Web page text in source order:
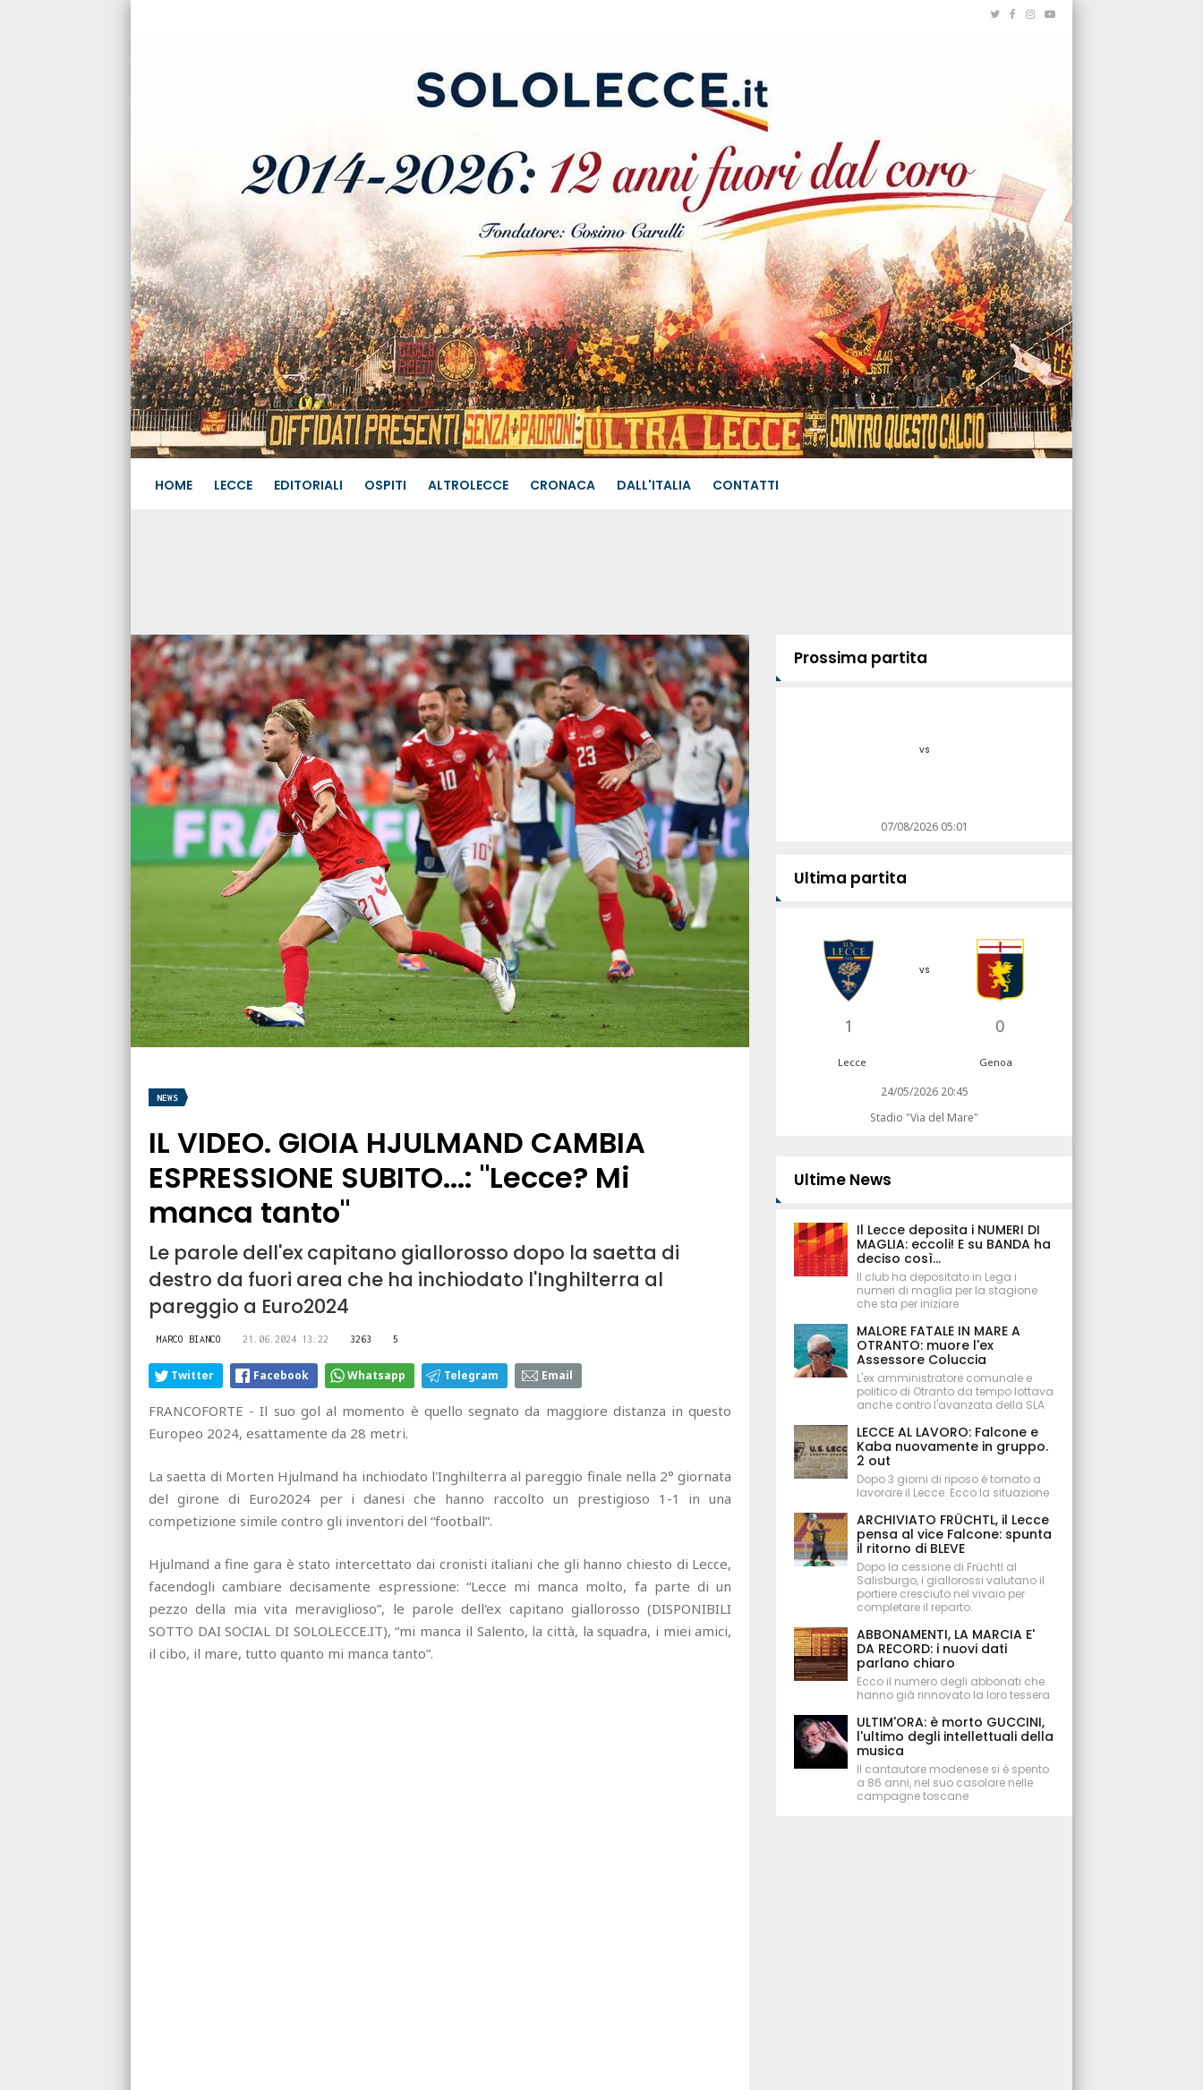
HOME LECCE EDITORIALI OSPITI ALTROLECCE CRONACA DALL'ITALIA CONTATTI
NEWS
IL VIDEO. GIOIA HJULMAND CAMBIA
ESPRESSIONE SUBITO...: "Lecce? Mi
manca tanto"
Le parole dell'ex capitano giallorosso dopo la saetta di
destro da fuori area che ha inchiodato l'Inghilterra al
pareggio a Euro2024
MARCO BIANCO 21.06.2024 13:22 3263 5
Twitter Facebook Whatsapp Telegram Email
FRANCOFORTE - Il suo gol al momento è quello segnato da maggiore distanza in questo
Europeo 2024, esattamente da 28 metri.
La saetta di Morten Hjulmand ha inchiodato l'Inghilterra al pareggio finale nella 2° giornata
del girone di Euro2024 per i danesi che hanno raccolto un prestigioso 1-1 in una
competizione simile contro gli inventori del “football”.
Hjulmand a fine gara è stato intercettato dai cronisti italiani che gli hanno chiesto di Lecce,
facendogli cambiare decisamente espressione: “Lecce mi manca molto, fa parte di un
pezzo della mia vita meraviglioso”, le parole dell'ex capitano giallorosso (DISPONIBILI
SOTTO DAI SOCIAL DI SOLOLECCE.IT), “mi manca il Salento, la città, la squadra, i miei amici,
il cibo, il mare, tutto quanto mi manca tanto”.
Prossima partita
vs
07/08/2026 05:01
Ultima partita
1
vs
0
Lecce Genoa
24/05/2026 20:45
Stadio "Via del Mare"
Ultime News
Il Lecce deposita i NUMERI DI
MAGLIA: eccoli! E su BANDA ha
deciso così...
Il club ha depositato in Lega i
numeri di maglia per la stagione
che sta per iniziare
MALORE FATALE IN MARE A
OTRANTO: muore l'ex
Assessore Coluccia
L'ex amministratore comunale e
politico di Otranto da tempo lottava
anche contro l'avanzata della SLA
LECCE AL LAVORO: Falcone e
Kaba nuovamente in gruppo.
2 out
Dopo 3 giorni di riposo è tornato a
lavorare il Lecce. Ecco la situazione
ARCHIVIATO FRÜCHTL, il Lecce
pensa al vice Falcone: spunta
il ritorno di BLEVE
Dopo la cessione di Früchtl al
Salisburgo, i giallorossi valutano il
portiere cresciuto nel vivaio per
completare il reparto.
ABBONAMENTI, LA MARCIA E'
DA RECORD: i nuovi dati
parlano chiaro
Ecco il numero degli abbonati che
hanno già rinnovato la loro tessera
ULTIM'ORA: è morto GUCCINI,
l'ultimo degli intellettuali della
musica
Il cantautore modenese si è spento
a 86 anni, nel suo casolare nelle
campagne toscane